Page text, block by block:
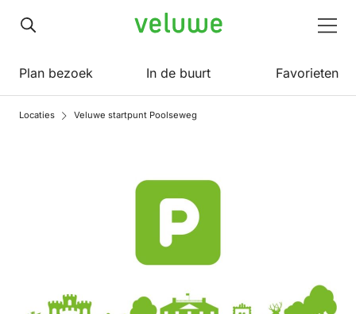
Veluwe
Plan bezoek In de buurt Favorieten
Locaties Veluwe startpunt Poolseweg